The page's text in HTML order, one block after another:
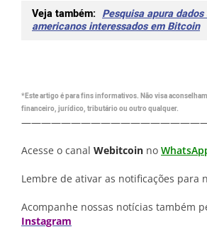
Veja também: Pesquisa apura dados
americanos interessados em Bitcoin
*Este artigo é para fins informativos. Não visa
financeiro, jurídico, tributário ou outro qualquer.
Acesse o canal Webitcoin no
Lembre de ativar as notificações para
Acompanhe nossas notícias também
Instagram